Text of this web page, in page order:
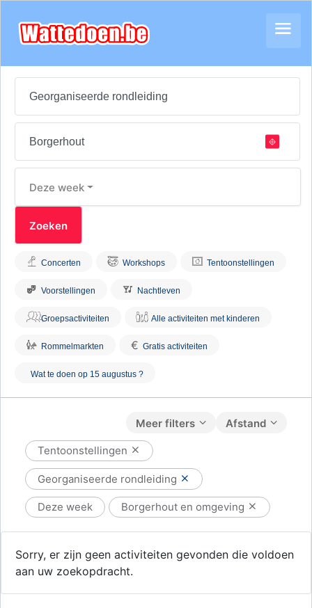
Deze week
Concerten Workshops Tentoonstellingen
Voorstellingen Nachtleven
Groepsactiviteiten Alle activiteiten met kinderen
Rommelmarkten € Gratis activiteiten
Wat te doen op 15 augustus ?
Afstand
Meer filters
Tentoonstellingen
Georganiseerde rondleiding
Deze week Borgerhout en omgeving
Sorry, er zijn geen activiteiten gevonden die voldoen
aan uw zoekopdracht.